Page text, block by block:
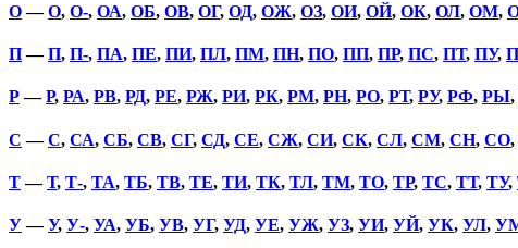
О—О, О-, ОА, ОБ, ОВ, ОГ, ОД, ОЖ, ОЗ, ОИ, ОЙ, ОК, ОЛ, ОМ,
П—П, П-, ПА, ПЕ, ПИ, ПЛ, ПМ, ПН, ПО, ПП, ПР, ПС, ПТ, ПУ,
Р—Р, РА, РВ, РД, РЕ, РЖ, РИ, РК, РМ, РН, РО, РТ, РУ, РФ, РЫ,
С —С, СА, СБ, СВ, СГ, СД, СЕ, СЖ, СИ, СК, СЛ, СМ, СН, СО,
Т—Т, Т-, ТА, ТБ, ТВ, ТЕ, ТИ, ТК, ТЛ, ТМ, ТО, ТР, ТС, ТТ, ТУ,
У—У, У-, УА, УБ, УВ, УГ, УД, УЕ, УЖ, УЗ, УИ, УЙ, УК, УЛ,